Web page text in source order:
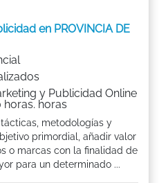
en PROVINCIA DE
y Publicidad Online
horas. horas
metodologías y
primordial, añadir valor
o marcas con la finalidad de
para un determinado ...